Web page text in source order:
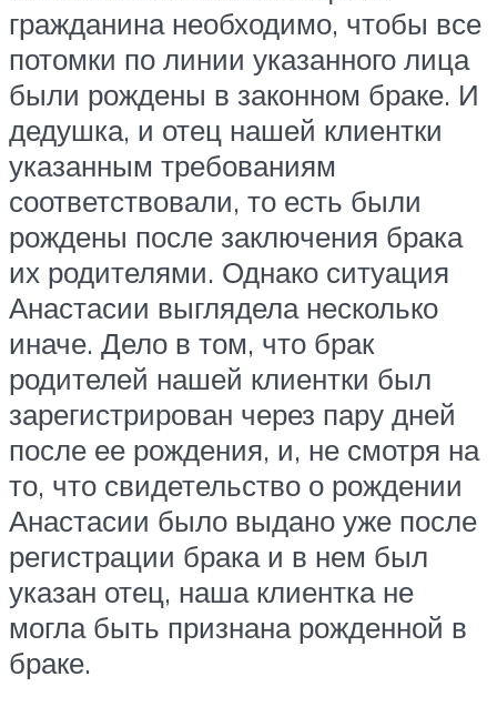
гражданина необходимо, чтобы все
потомки по линии указанного лица
были рождены в законном браке. И
дедушка, и отец нашей клиентки
указанным требованиям
соответствовали, то есть были
рождены после заключения брака
их родителями. Однако ситуация
Анастасии выглядела несколько
иначе. Дело в том, что брак
родителей нашей клиентки был
зарегистрирован через пару дней
после ее рождения, и, не смотря на
то, что свидетельство о рождении
Анастасии было выдано уже после
регистрации брака и в нем был
указан отец, наша клиентка не
могла быть признана рожденной в
браке.